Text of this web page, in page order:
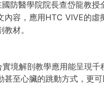
防醫學院院長查岱龍教
容，應用HTC VIVE的
材。
境解剖教學應用能呈現
至心臟的跳動方式，更